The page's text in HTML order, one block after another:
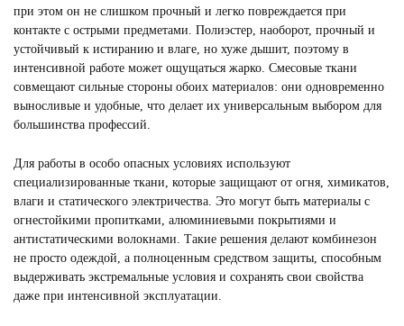
при этом он не слишком прочный и легко повреждается при
контакте с острыми предметами. Полиэстер, наоборот, прочный и
устойчивый к истиранию и влаге, но хуже дышит, поэтому в
интенсивной работе может ощущаться жарко. Смесовые ткани
совмещают сильные стороны обоих материалов: они одновременно
выносливые и удобные, что делает их универсальным выбором для
большинства профессий.
Для работы в особо опасных условиях используют
специализированные ткани, которые защищают от огня, химикатов,
влаги и статического электричества. Это могут быть материалы с
огнестойкими пропитками, алюминиевыми покрытиями и
антистатическими волокнами. Такие решения делают комбинезон
не просто одеждой, а полноценным средством защиты, способным
выдерживать экстремальные условия и сохранять свои свойства
даже при интенсивной эксплуатации.